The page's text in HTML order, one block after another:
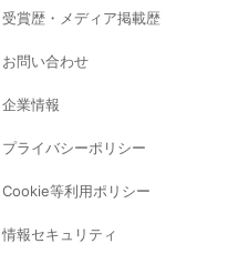
受賞歴・メディア掲載歴
お問い合わせ
企業情報
プライバシーポリシー
Cookie等利用ポリシー
情報セキュリティ